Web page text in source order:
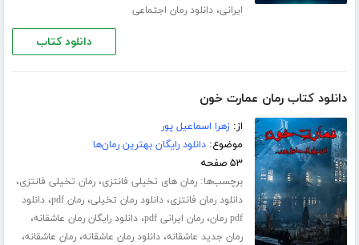
ایرانی،دانلود رمان اجتماعی
دانلود کتاب
دانلود کتاب رمان عمارت خون
از:زهرا اسماعیل پور
موضوع:دانلود رایگان بهترین رمان‌ها
۵۳ صفحه
برچسب‌ها:رمان های تخیلی فانتزی،رمان تخیلی فانتزی،
دانلود رمان فانتزی،دانلود رمان تخیلی،رمان pdf ،دانلود
pdf رمان
،رمان ایرانی pdf ،دانلود رایگان رمان عاشقانه،
رمان جدید عاشقانه،دانلود رمان عاشقانه،رمان عاشقانه،